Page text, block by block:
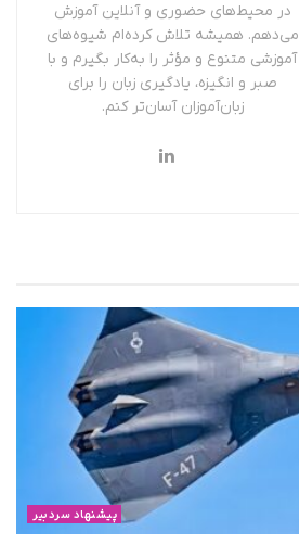
در محیط‌های حضوری و آنلاین آموزش
می‌دهم. همیشه تلاش کرده‌ام شیوه‌های
آموزشی متنوع و مؤثر را به‌کار بگیرم و با
صبر و انگیزه، یادگیری زبان را برای
زبان‌آموزان آسان‌تر کنم.
پیشنهاد سردبیر